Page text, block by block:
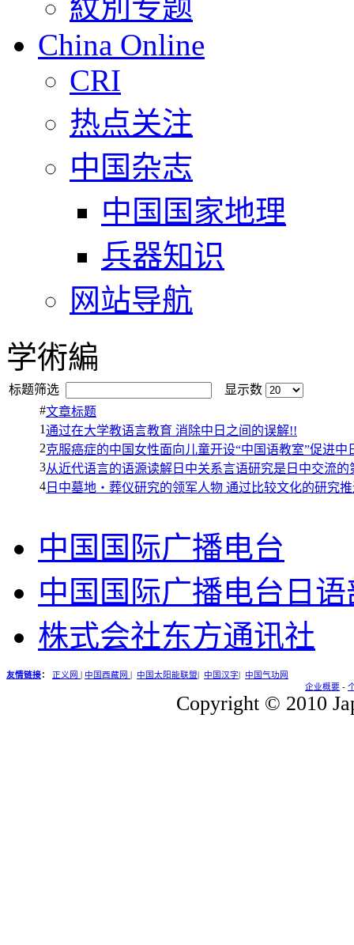
紋別专题
China Online
CRI
热点关注
中国杂志
中国国家地理
兵器知识
网站导航
学術編
标题筛选
显示数
#文章标题
1通过在大学教语言教育 消除中日之间的误解!!
2克服癌症的中国女性面向儿童开设“中国语教室”促进中
3从近代语言的语源读解日中关系言语研究是日中交流的
4 日中墓地・葬仪研究的领军人物 通过比较文化的研究
中国国际广播电台
中国国际广播电台日语
株式会社东方通讯社
友情链接： 正义网 中国西藏网 中国太阳能联盟 中国汉字
中国气功网
企业概要 -
Copyright © 2010